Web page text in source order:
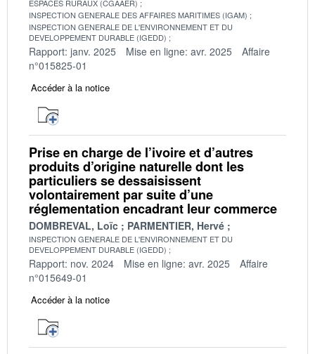
ESPACES RURAUX (CGAAER)
INSPECTION GENERALE DES AFFAIRES MARITIMES (IGAM)
INSPECTION GENERALE DE L'ENVIRONNEMENT ET DU
DEVELOPPEMENT DURABLE (IGEDD)
Rapport: janv. 2025 Mise en ligne: avr. 2025
Affaire
n°015825-01
Accéder à la notice
Prise en charge de l’ivoire et d’autres
produits d’origine naturelle dont les
particuliers se dessaisissent
volontairement par suite d’une
réglementation encadrant leur commerce
DOMBREVAL, Loïc PARMENTIER, Hervé
INSPECTION GENERALE DE L'ENVIRONNEMENT ET DU
DEVELOPPEMENT DURABLE (IGEDD)
Rapport: nov. 2024 Mise en ligne: avr. 2025
Affaire
n°015649-01
Accéder à la notice